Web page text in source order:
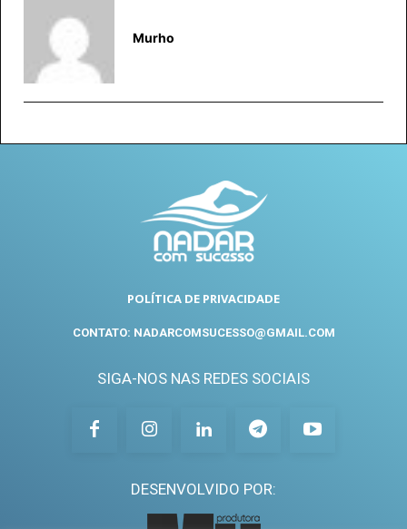
Murho
POLÍTICA DE PRIVACIDADE
CONTATO: NADARCOMSUCESSO@GMAIL.COM
SIGA-NOS NAS REDES SOCIAIS
DESENVOLVIDO POR: